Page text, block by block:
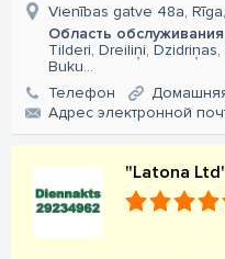
Vienības gatve 48a,
Область
Tilderi, Dreiliņi,
Buku...
Телефон
Aдрес электронной
"Latona